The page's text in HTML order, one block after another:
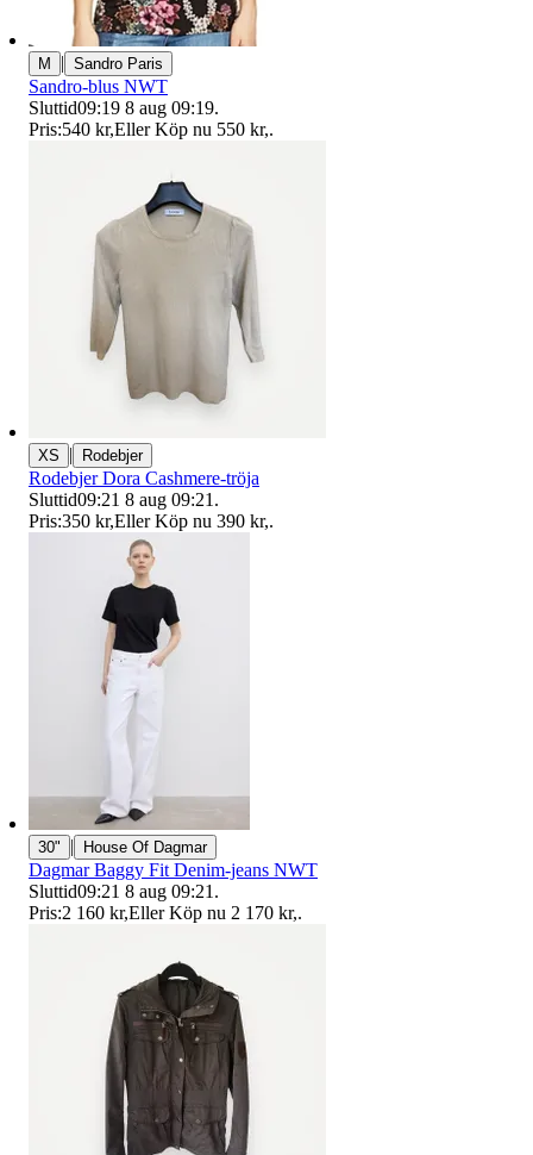
M | Sandro Paris
Sandro-blus NWT
Sluttid09:19 8 aug 09:19.
Pris:540 kr,Eller Köp nu 550 kr,.
XS | Rodebjer
Rodebjer Dora Cashmere-tröja
Sluttid09:21 8 aug 09:21 .
Pris:350 kr,Eller Köp nu 390 kr,.
30" | House Of Dagmar
Dagmar Baggy Fit Denim-jeans NWT
Sluttid09:21 8 aug 09:21 .
Pris:2 160 kr,Eller Köp nu 2 170 kr,.